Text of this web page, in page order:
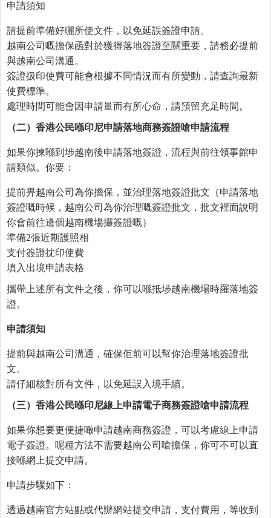
申請須知
請提前準備好曬所使文件，以免延誤簽證申請。
越南公司嘅擔保函對於獲得落地簽證至關重要，請務必提前
與越南公司溝通。
簽證扱印使費可能會根據不同情況而有所變動，請查詢最新
使費標準。
處理時間可能會因申請量而有所心命，請預留充足時間。
（二）香港公民喺印尼申請落地商務簽證嗆申請流程
如果你揀喺到埗越南後申請落地簽證，流程與前往領事館申
請類似。你要：
提前畀越南公司為你擔保，並治理落地簽證批文（申請落地
簽證嘅時候，越南公司為你治理嘅簽證批文，批文裡面說明
你會前往邊個越南機場攞簽證嘅）
準備2張近期護照相
支付簽證抌印使費
填入出境申請表格
攜帶上述所有文件之後，你可以喺抵埗越南機場時羅落地簽
證。
申請須知
提前與越南公司溝通，確保佢前可以幫你治理落地簽證批
文。
請仔細核對所有文件，以免延誤入境手續。
（三）香港公民喺印尼線上申請電子商務簽證嗆申請流程
如果你想要更便捷噉申請越南商務簽證，可以考慮線上申請
電子簽證。呢種方法不需要越南公司嗆擔保，你可不可以直
接喺網上提交申請。
申請步驟如下：
透過越南官方站點或代辦網站提交申請，支付費用，等收到